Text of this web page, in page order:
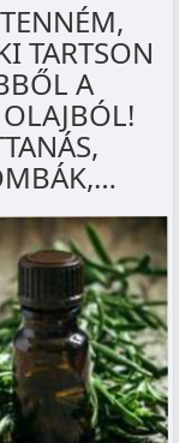
TARTSON
A